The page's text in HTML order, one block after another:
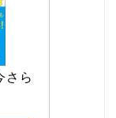
さら